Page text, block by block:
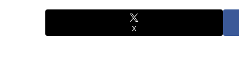
X